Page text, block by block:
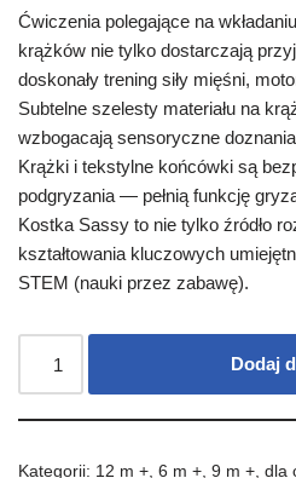
Ćwiczenia polegające na
krążków nie tylko dostarczają
doskonały trening siły mięśni,
Subtelne szelesty materiału na
wzbogacają sensoryczne
Krążki i tekstylne końcówki są
podgryzania — pełnią funkcję
Kostka Sassy to nie tylko źródło
kształtowania kluczowych
STEM (nauki przez zabawę).
Dodaj
Kategorii: 12 m +, 6 m +, 9 m +, dla